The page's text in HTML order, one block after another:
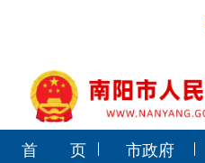
首 页 市政府